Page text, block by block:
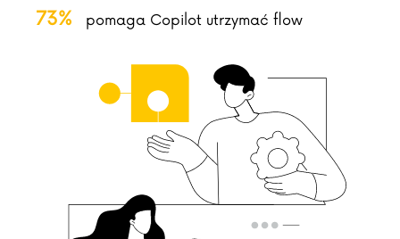
73% pomaga Copilot utrzymać flow